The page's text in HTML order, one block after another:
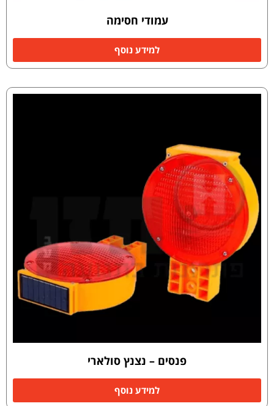
עמודי חסימה
למידע נוסף
פנסים – נצנץ סולארי
למידע נוסף